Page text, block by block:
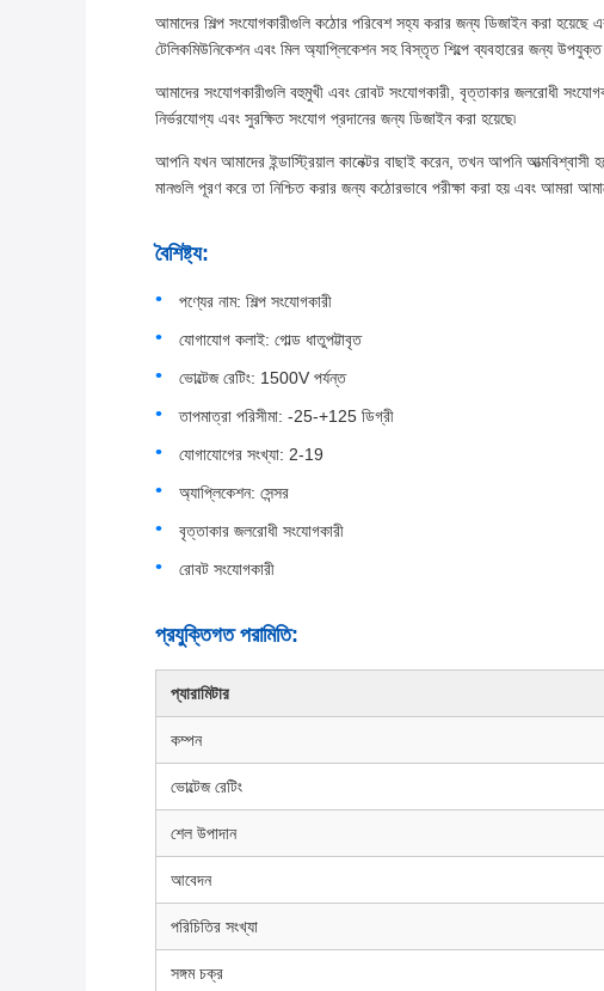
আমাদের শিল্প সংযোগকারীগুলি কঠোর পরিবেশ সহ্য করার জন্য ডিজাইন করা হয়েছে
টেলিকমিউনিকেশন এবং মিল অ্যাপ্লিকেশন সহ বিস্তৃত শিল্পে ব্যবহারের জন্য
আমাদের সংযোগকারীগুলি বহুমুখী এবং রোবট সংযোগকারী, বৃত্তাকার জলরোধী
নির্ভরযোগ্য এবং সুরক্ষিত সংযোগ প্রদানের জন্য ডিজাইন করা হয়েছে৷
আপনি যখন আমাদের ইন্ডাস্ট্রিয়াল কানেক্টর বাছাই করেন, তখন আপনি আত্মবিশ্বাসী
মানগুলি পূরণ করে তা নিশ্চিত করার জন্য কঠোরভাবে পরীক্ষা করা হয় এবং আমরা
বৈশিষ্ট্য:
পণ্যের নাম: শিল্প সংযোগকারী
যোগাযোগ কলাই: গোল্ড ধাতুপট্টাবৃত
ভোল্টেজ রেটিং: 1500V পর্যন্ত
তাপমাত্রা পরিসীমা: -25-+125 ডিগ্রী
যোগাযোগের সংখ্যা: 2-19
অ্যাপ্লিকেশন: সেন্সর
বৃত্তাকার জলরোধী সংযোগকারী
রোবট সংযোগকারী
প্রযুক্তিগত পরামিতি:
প্যারামিটার
কম্পন
ভোল্টেজ রেটিং
শেল উপাদান
আবেদন
পরিচিতির সংখ্যা
সঙ্গম চক্র